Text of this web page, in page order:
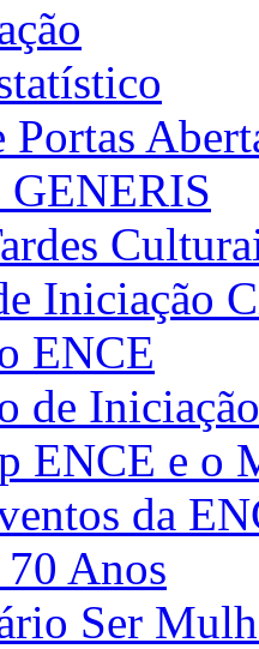
Portas
GENERIS
Iniciação
ENCE
de
ENCE e o
da
Anos
Ser